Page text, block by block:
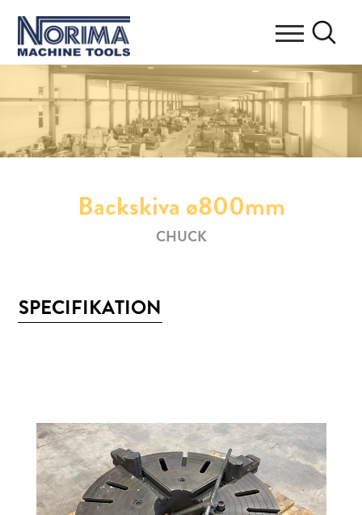
Backskiva ø800mm
CHUCK
SPECIFIKATION